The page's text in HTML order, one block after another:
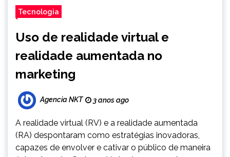
Tecnologia
Uso de realidade virtual e
realidade aumentada no
marketing
Agencia NKT 3 anos ago
A realidade virtual (RV) e a realidade aumentada
(RA) despontaram como estratégias inovadoras,
capazes de envolver e cativar o público de maneira